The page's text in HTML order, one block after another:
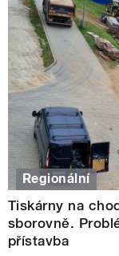
Regionální
Tiskárny na
sborovně.
přístavba